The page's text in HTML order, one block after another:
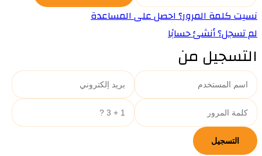
نسيت كلمة المرور؟ احصل على المساعدة
لم تسجل؟ أنشئ حسابًا
التسجيل من